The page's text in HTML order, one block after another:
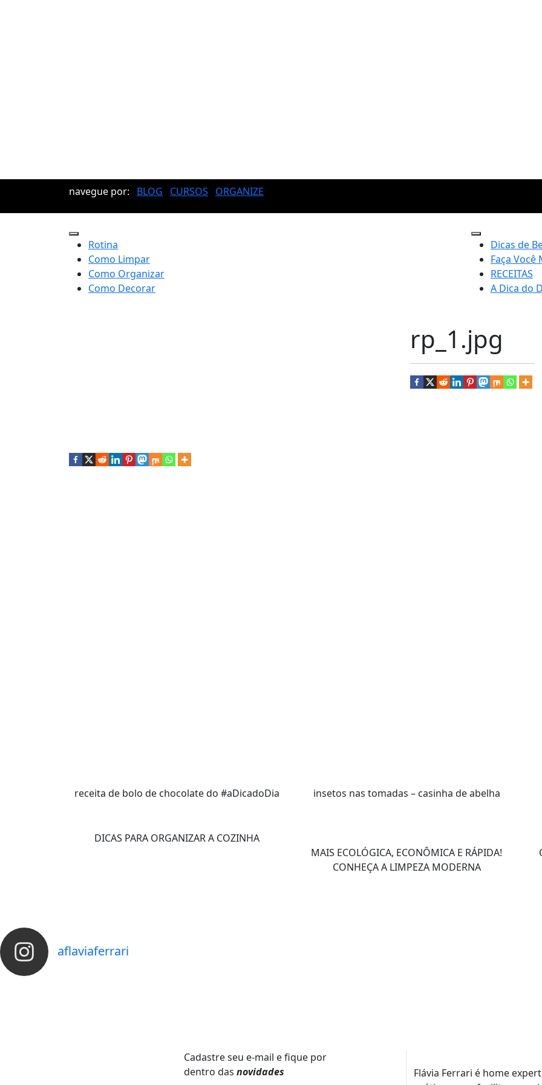
navegue por: BLOG CURSOS ORGANIZE
Rotina
Como Limpar
Como Organizar
Como Decorar
Dicas de
Faça Você
RECEITAS
A Dica do
rp_1.jpg
receita de bolo de chocolate do #aDicadoDia insetos nas tomadas – casinha de abelha
DICAS PARA ORGANIZAR A COZINHA
MAIS ECOLÓGICA, ECONÔMICA E RÁPIDA!
CONHEÇA A LIMPEZA MODERNA
aflaviaferrari
Cadastre seu e-mail e fique por
dentro das novidades
Flávia Ferrari é home